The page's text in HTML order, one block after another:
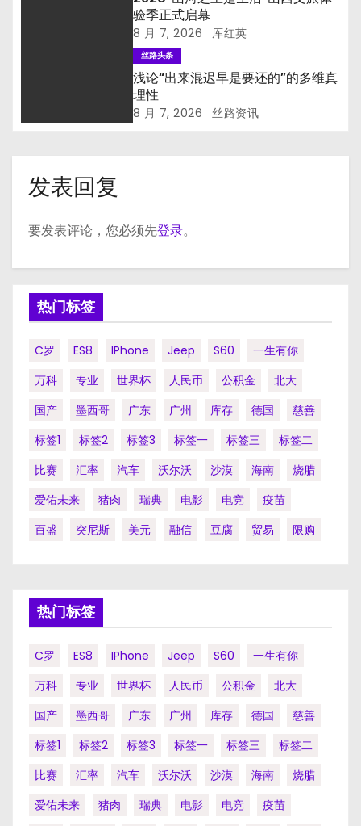
验季正式启幕
8 月 7, 2026 厍红英
丝路头条
浅论“出来混迟早是要还的”的多维真
理性
8 月 7, 2026 丝路资讯
发表回复
要发表评论，您必须先登录。
热门标签
C罗 ES8 IPhone Jeep S60
一生有你
万科
专业 世界杯 人民币 公积金
北大
国产
墨西哥 广东 广州 库存 德国
慈善
标签1
标签2 标签3 标签一 标签三
标签二
比赛
汇率 汽车 沃尔沃 沙漠 海南
烧腊
爱佑未来
猪肉 瑞典 电影 电竞
疫苗
百盛
突尼斯 美元 融信 豆腐 贸易 限购
热门标签
C罗 ES8 IPhone Jeep S60
一生有你
万科
专业 世界杯 人民币 公积金
北大
国产
墨西哥 广东 广州 库存 德国
慈善
标签1
标签2 标签3 标签一 标签三
标签二
比赛
汇率 汽车 沃尔沃 沙漠 海南
烧腊
爱佑未来
猪肉 瑞典 电影 电竞
疫苗